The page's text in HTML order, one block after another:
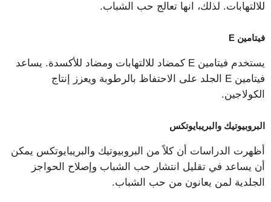
للالتهابات. لذلك، انها تعالج حب الشباب.
فيتامين E
يستخدم فيتامين E كمضاد للالتهابات ومضاد للأكسدة. يساعد
فيتامين E الجلد على الاحتفاظ بالرطوبة ويعزز إنتاج
الكولاجين.
البروبيوتيك والبريبايوتكس
أظهرت الدراسات أن كلاً من البروبيوتيك والبريبايوتكس يمكن
أن يساعد في تقليل انتشار حب الشباب وإصلاح الحواجز
الجلدية لمن يعانون من حب الشباب.